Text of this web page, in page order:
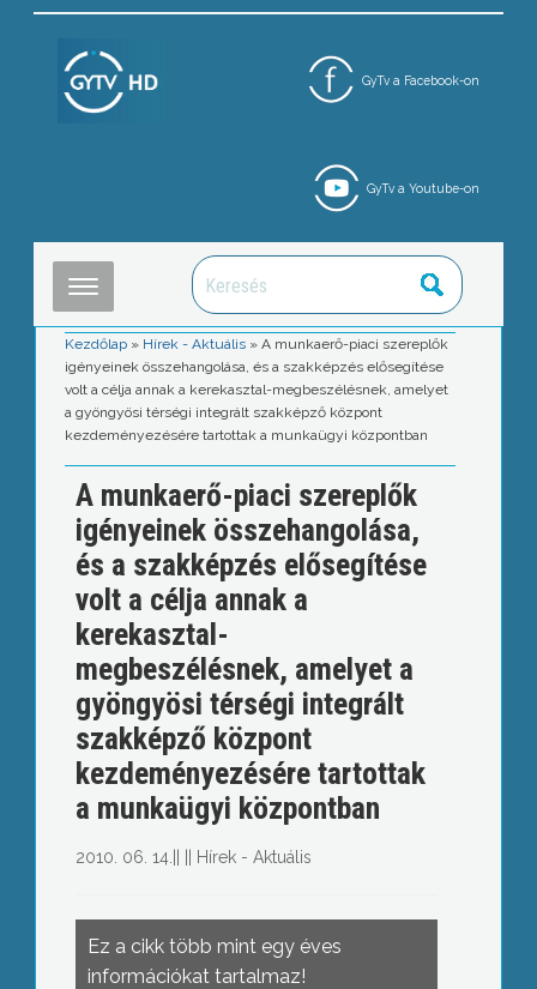
GyTv a Facebook-on
GyTv a Youtube-on
Kezdőlap » Hírek - Aktuális »A munkaerő-piaci szereplők
igényeinek összehangolása, és a szakképzés elősegítése
volt a célja annak a kerekasztal-megbeszélésnek, amelyet
a gyöngyösi térségi integrált szakképző központ
kezdeményezésére tartottak a munkaügyi központban
A munkaerő-piaci szereplők
igényeinek összehangolása,
és a szakképzés elősegítése
volt a célja annak a
kerekasztal-
megbeszélésnek, amelyet a
gyöngyösi térségi integrált
szakképző központ
kezdeményezésére tartottak
a munkaügyi központban
2010. 06. 14. Hírek - Aktuális
Ez a cikk több mint egy éves
információkat tartalmaz!